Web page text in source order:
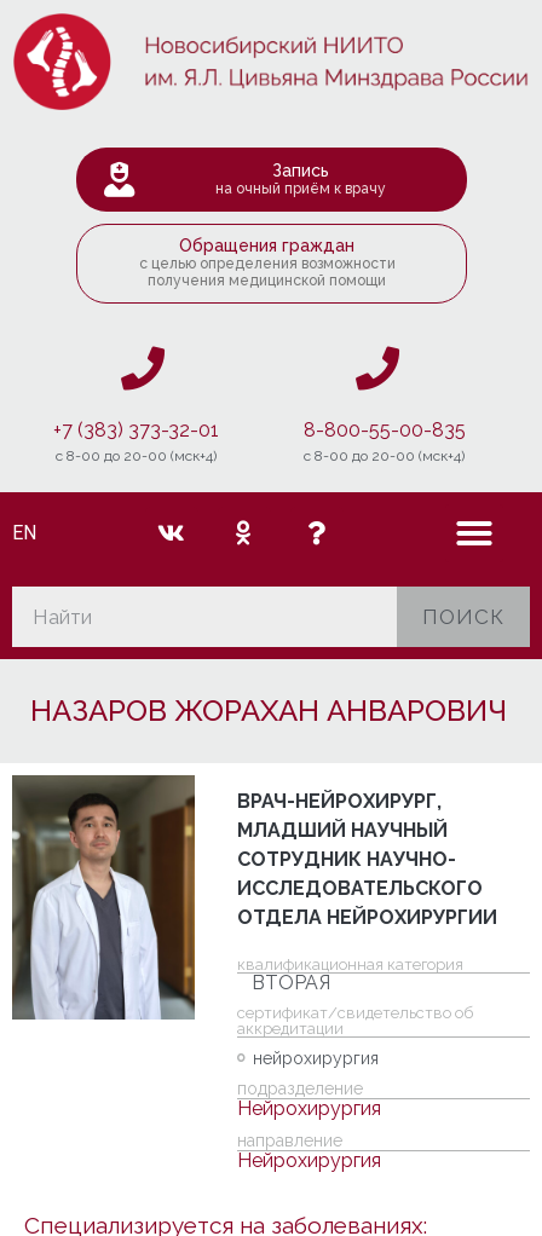
Запись
на очный приём к врачу
Обращения граждан
с целью определения возможности
получения медицинской помощи
+7 (383) 373-32-01
c 8-00 до 20-00 (мск+4)
8-800-55-00-835
c 8-00 до 20-00 (мск+4)
EN
ПОИСК
НАЗАРОВ ЖОРАХАН АНВАРОВИЧ
ВРАЧ-НЕЙРОХИРУРГ,
МЛАДШИЙ НАУЧНЫЙ
СОТРУДНИК НАУЧНО-
ИССЛЕДОВАТЕЛЬСКОГО
ОТДЕЛА НЕЙРОХИРУРГИИ
квалификационная категория
ВТОРАЯ
cертификат/свидетельство об
аккредитации
нейрохирургия
подразделение
Нейрохирургия
направление
Нейрохирургия
Специализируется на заболеваниях: